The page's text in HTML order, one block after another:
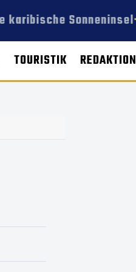
karibische Sonneninsel
TOURISTIK REDAKTION